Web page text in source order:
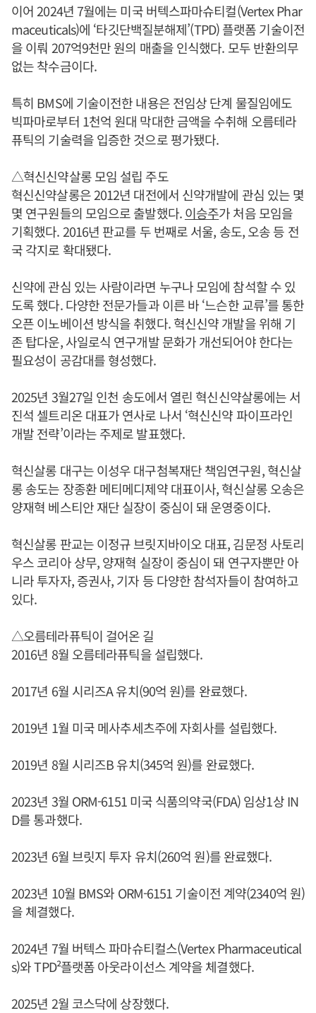
이어 2024년 7월에는 미국 버텍스파마슈티컬(Vertex Phar
maceuticals)에 ‘타깃단백질분해제’(TPD) 플랫폼 기술이전
을 이뤄 207억9천만 원의 매출을 인식했다. 모두 반환의무
없는 착수금이다.
특히 BMS에 기술이전한 내용은 전임상 단계 물질임에도
빅파마로부터 1천억 원대 막대한 금액을 수취해 오름테라
퓨틱의 기술력을 입증한 것으로 평가됐다.
△혁신신약살롱 모임 설립 주도
혁신신약살롱은 2012년 대전에서 신약개발에 관심 있는 몇
몇 연구원들의 모임으로 출발했다.이승주가 처음 모임을
기획했다. 2016년 판교를 두 번째로 서울, 송도, 오송 등 전
국 각지로 확대됐다.
신약에 관심 있는 사람이라면 누구나 모임에 참석할 수 있
도록 했다. 다양한 전문가들과 이른 바 ‘느슨한 교류’를 통한
오픈 이노베이션 방식을 취했다. 혁신신약 개발을 위해 기
존 탑다운, 사일로식 연구개발 문화가 개선되어야 한다는
필요성이 공감대를 형성했다.
2025년 3월27일 인천 송도에서 열린 혁신신약살롱에는 서
진석 셀트리온 대표가 연사로 나서 ‘혁신신약 파이프라인
개발 전략’이라는 주제로 발표했다.
혁신살롱 대구는 이성우 대구첨복재단 책임연구원, 혁신살
롱 송도는 장종환 메티메디제약 대표이사, 혁신살롱 오송은
양재혁 베스티안 재단 실장이 중심이 돼 운영중이다.
혁신살롱 판교는 이정규 브릿지바이오 대표, 김문정 사토리
우스 코리아 상무, 양재혁 실장이 중심이 돼 연구자뿐만 아
니라 투자자, 증권사, 기자 등 다양한 참석자들이 참여하고
있다.
△오름테라퓨틱이 걸어온 길
2016년 8월 오름테라퓨틱을 설립했다.
2017년 6월 시리즈A 유치(90억 원)를 완료했다.
2019년 1월 미국 메사추세츠주에 자회사를 설립했다.
2019년 8월 시리즈B 유치(345억 원)를 완료했다.
2023년 3월 ORM-6151 미국 식품의약국(FDA) 임상1상 IN
D를 통과했다.
2023년 6월 브릿지 투자 유치(260억 원)를 완료했다.
2023년 10월 BMS와 ORM-6151 기술이전 계약(2340억 원)
을 체결했다.
2024년 7월 버텍스 파마슈티컬스(Vertex Pharmaceutical
s)와 TPD²플랫폼 아웃라이선스 계약을 체결했다.
2025년 2월 코스닥에 상장했다.